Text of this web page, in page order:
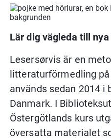
Lär dig vägleda till
Lesersørvis är en
litteraturförmedling
används sedan 2014 i
Danmark. I
Östergötlands kurs
översatta materialet